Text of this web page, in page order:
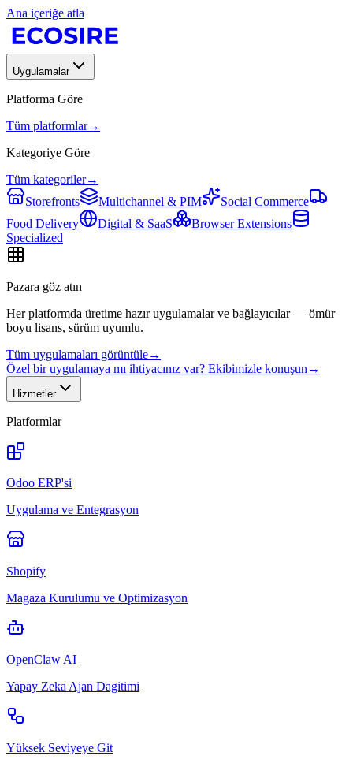
Ana içeriğe atla
Uygulamalar
Platforma Göre
Tüm platformlar→
Kategoriye Göre
Tüm kategoriler→
Storefronts
Multichannel & PIM
Social Commerce
Food Delivery
Digital & SaaS
Browser Extensions
Specialized
Pazara göz atın
Her platformda üretime hazır uygulamalar ve bağlayıcılar — ömür
boyu lisans, sürüm uyumlu.
Tüm uygulamaları görüntüle→
Özel bir uygulamaya mı ihtiyacınız var? Ekibimizle konuşun →
Hizmetler
Platformlar
Odoo ERP'si
Uygulama ve Entegrasyon
Shopify
Magaza Kurulumu ve Optimizasyon
OpenClaw AI
Yapay Zeka Ajan Dagitimi
Yüksek Seviyeye Git